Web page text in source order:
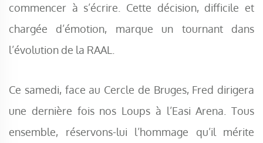
commencer à s’écrire. Cette décision, difficile et
chargée d’émotion, marque un tournant dans
l’évolution de la RAAL.
Ce samedi, face au Cercle de Bruges, Fred dirigera
une dernière fois nos Loups à l’Easi Arena. Tous
ensemble, réservons-lui l’hommage qu’il mérite